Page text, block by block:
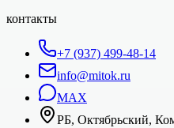
контакты
+7 (937) 499-48-14
info@mitok.ru
MAX
РБ, Октябрьский,